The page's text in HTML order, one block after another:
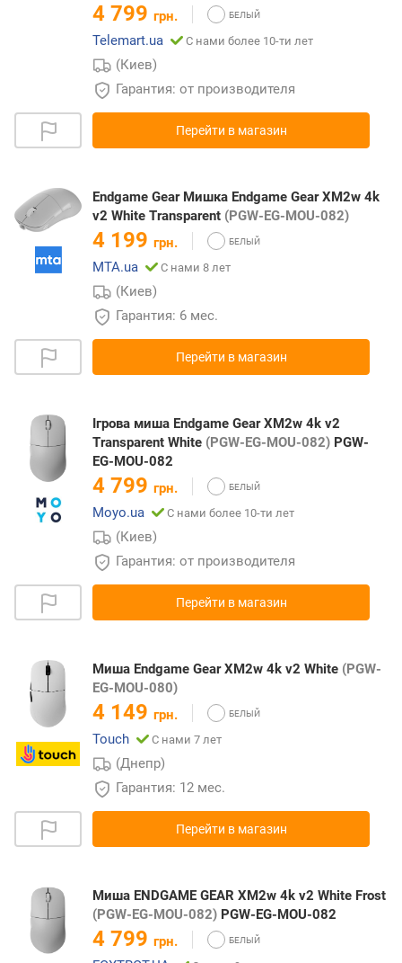
4 799 грн.
Telemart.ua
С нами более 10-ти лет
(Киев)
Гарантия: от производителя
Перейти в магазин
Endgame Gear Мишка Endgame Gear XM2w 4k
v2 White Transparent (PGW-EG-MOU-082)
4 199 грн.
MTA.ua
С нами 8 лет
(Киев)
Гарантия: 6 мес.
Перейти в магазин
Ігрова миша Endgame Gear XM2w 4k v2
Transparent White (PGW-EG-MOU-082) PGW-
EG-MOU-082
4 799 грн.
Moyo.ua
С нами более 10-ти лет
(Киев)
Гарантия: от производителя
Перейти в магазин
Миша Endgame Gear XM2w 4k v2 White (PGW-
EG-MOU-080)
4 149 грн.
Touch
С нами 7 лет
(Днепр)
Гарантия: 12 мес.
Перейти в магазин
Миша ENDGAME GEAR XM2w 4k v2 White Frost
(PGW-EG-MOU-082) PGW-EG-MOU-082
4 799 грн.